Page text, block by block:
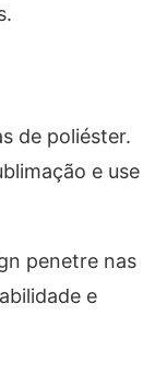
de poliéster.
e use
penetre nas
e